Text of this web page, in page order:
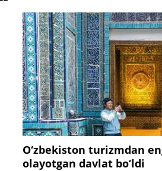
O‘zbekiston turizmdan
olayotgan davlat bo‘ldi